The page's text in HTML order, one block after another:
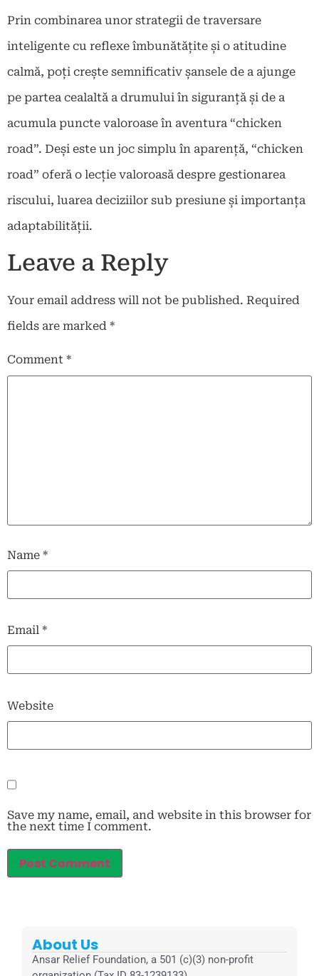
Prin combinarea unor strategii de traversare
inteligente cu reflexe îmbunătățite și o atitudine
calmă, poți crește semnificativ șansele de a ajunge
pe partea cealaltă a drumului în siguranță și de a
acumula puncte valoroase în aventura “chicken
road”. Deși este un joc simplu în aparență, “chicken
road” oferă o lecție valoroasă despre gestionarea
riscului, luarea deciziilor sub presiune și importanța
adaptabilității.
Leave a Reply
Your email address will not be published. Required
fields are marked *
Comment *
Name *
Email *
Website
Save my name, email, and website in this browser for
the next time I comment.
About Us
Ansar Relief Foundation, a 501 (c)(3) non-profit